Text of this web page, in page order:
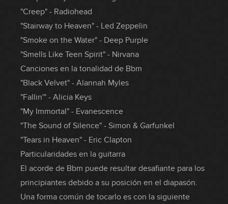
"Creep" - Radiohead
"Stairway to Heaven" - Led Zeppelin
"Smoke on the Water" - Deep Purple
"Smells Like Teen Spirit" - Nirvana
Canciones en la tonalidad de Bbm
"Black Velvet" - Alannah Myles
"Fallin'" - Alicia Keys
"My Immortal" - Evanescence
"The Sound of Silence" - Simon & Garfunkel
"Tears in Heaven" - Eric Clapton
Particularidades en la guitarra
El acorde de Bbm puede resultar desafiante para los
principiantes debido a su posición en el diapasón.
Una forma común de tocarlo es con la siguiente